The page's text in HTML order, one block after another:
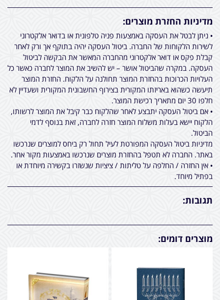
מדיניות החזרת מוצרים:
• ניתן לבטל את העסקה באמצעות פניה טלפונית או בדואר אלקטרוני
לשירות הלקוחות של החברה. ביטול העסקה יהיה בתוקף אך ורק לאחר
קבלת פקס או דואר אלקטרוני מהחברה המאשר את הבקשה לביטול
העסקה. במקרה שהביטול אושר – יש להשיב את המוצר לחברה כאשר כל
העלויות הכרוכות בהחזרת המוצר תחולנה על הלקוח. החזרת המוצר
תיעשה כשהוא באריזתו המקורית בצירוף החשבונית המקורית ושעדיין לא
חלפו 30 יום מתאריך רכישת המוצר.
• אם ביטול העסקה יתבצע לאחר שהלקוח כבר קיבל את המוצר לרשותו,
הלקוח יישא בעלות משלוח המוצר חזרה לחברה, זאת בנוסף לדמי
הביטול.
מדיניות ביטול העסקה המפורטת לעיל תחול רק ביחס למוצרים שנרכשו
באתר. החברה לא תטפל בהחזרת מוצרים שנרכשו באמצעות מקור אחר.
• אין החזרה / החלפה על טליתות / ציציות שנשזרו בקשירה מיוחדת או
בפתיל מיוחד.
תגובות:
מוצרים דומים: